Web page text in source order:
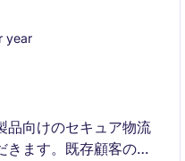
year
品向けのセキュア物流
きます。既存顧客の深